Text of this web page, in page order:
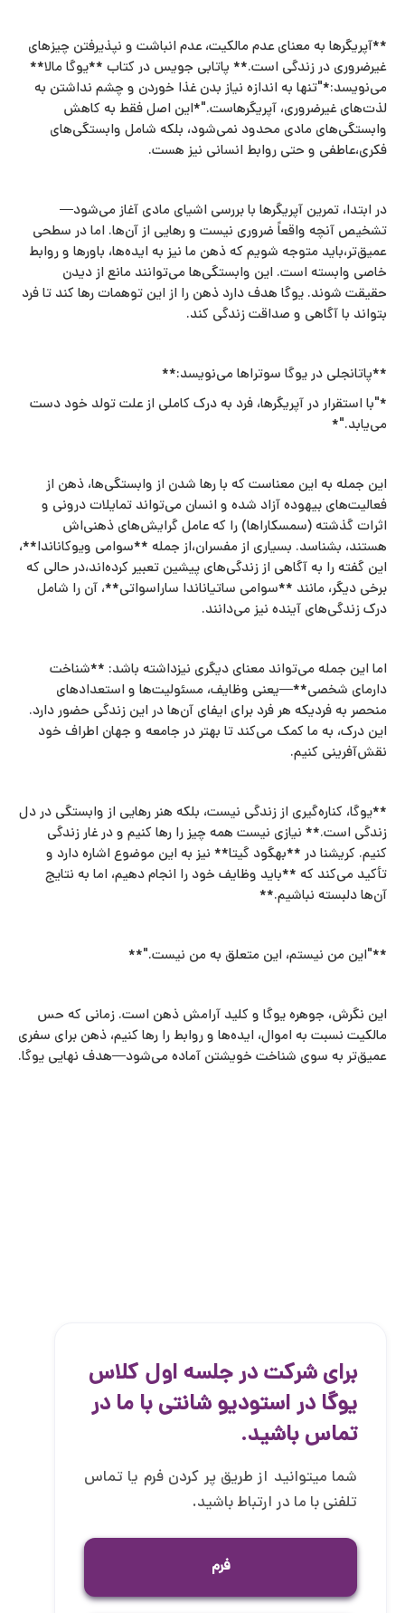
**آپریگرها به معنای عدم مالکیت، عدم انباشت و نپذیرفتن چیزهای
غیرضروری در زندگی است.** پاتابی جویس در کتاب **یوگا مالا**
می‌نویسد:*"تنها به اندازه نیاز بدن غذا خوردن و چشم نداشتن به
لذت‌های غیرضروری، آپریگرهاست."*این اصل فقط به کاهش
وابستگی‌های مادی محدود نمی‌شود، بلکه شامل وابستگی‌های
فکری،عاطفی و حتی روابط انسانی نیز هست.
در ابتدا، تمرین آپریگرها با بررسی اشیای مادی آغاز می‌شود—
تشخیص آنچه واقعاً ضروری نیست و رهایی از آن‌ها. اما در سطحی
عمیق‌تر،باید متوجه شویم که ذهن ما نیز به ایده‌ها، باورها و روابط
خاصی وابسته است. این وابستگی‌ها می‌توانند مانع از دیدن
حقیقت شوند. یوگا هدف دارد ذهن را از این توهمات رها کند تا فرد
بتواند با آگاهی و صداقت زندگی کند.
**پاتانجلی در یوگا سوتراها می‌نویسد:**
*"با استقرار در آپریگرها، فرد به درک کاملی از علت تولد خود دست
می‌یابد."*
این جمله به این معناست که با رها شدن از وابستگی‌ها، ذهن از
فعالیت‌های بیهوده آزاد شده و انسان می‌تواند تمایلات درونی و
اثرات گذشته (سمسکاراها) را که عامل گرایش‌های ذهنی‌اش
هستند، بشناسد. بسیاری از مفسران،از جمله **سوامی ویوکاناندا**،
این گفته را به آگاهی از زندگی‌های پیشین تعبیر کرده‌اند،در حالی که
برخی دیگر، مانند **سوامی ساتیاناندا ساراسواتی**، آن را شامل
درک زندگی‌های آینده نیز می‌دانند.
اما این جمله می‌تواند معنای دیگری نیزداشته باشد: **شناخت
دارمای شخصی**—یعنی وظایف، مسئولیت‌ها و استعدادهای
منحصر به فردیکه هر فرد برای ایفای آن‌ها در این زندگی حضور دارد.
این درک، به ما کمک می‌کند تا بهتر در جامعه و جهان اطراف خود
نقش‌آفرینی کنیم.
**یوگا، کناره‌گیری از زندگی نیست، بلکه هنر رهایی از وابستگی در دل
زندگی است.** نیازی نیست همه چیز را رها کنیم و در غار زندگی
کنیم. کریشنا در **بهگود گیتا** نیز به این موضوع اشاره دارد و
تأکید می‌کند که **باید وظایف خود را انجام دهیم، اما به نتایج
آن‌ها دلبسته نباشیم.**
**"این من نیستم، این متعلق به من نیست."**
این نگرش، جوهره یوگا و کلید آرامش ذهن است. زمانی که حس
مالکیت نسبت به اموال، ایده‌ها و روابط را رها کنیم، ذهن برای سفری
عمیق‌تر به سوی شناخت خویشتن آماده می‌شود—هدف نهایی یوگا.
برای شرکت در جلسه اول کلاس
یوگا در استودیو شانتی با ما در
تماس باشید.
شما میتوانید از طریق پر کردن فرم یا تماس
تلفنی با ما در ارتباط باشید.
فرم